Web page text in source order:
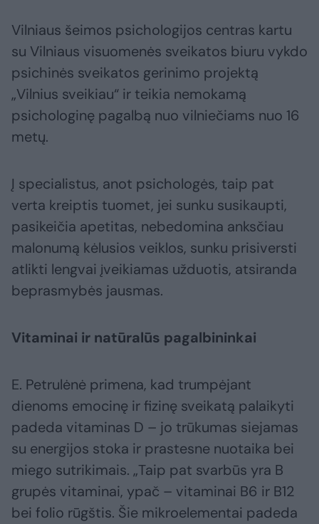
Vilniaus šeimos psichologijos centras kartu
su Vilniaus visuomenės sveikatos biuru vykdo
psichinės sveikatos gerinimo projektą
„Vilnius sveikiau“ ir teikia nemokamą
psichologinę pagalbą nuo vilniečiams nuo 16
metų.
Į specialistus, anot psichologės, taip pat
verta kreiptis tuomet, jei sunku susikaupti,
pasikeičia apetitas, nebedomina anksčiau
malonumą kėlusios veiklos, sunku prisiversti
atlikti lengvai įveikiamas užduotis, atsiranda
beprasmybės jausmas.
Vitaminai ir natūralūs pagalbininkai
E. Petrulėnė primena, kad trumpėjant
dienoms emocinę ir fizinę sveikatą palaikyti
padeda vitaminas D – jo trūkumas siejamas
su energijos stoka ir prastesne nuotaika bei
miego sutrikimais. „Taip pat svarbūs yra B
grupės vitaminai, ypač – vitaminai B6 ir B12
bei folio rūgštis. Šie mikroelementai padeda